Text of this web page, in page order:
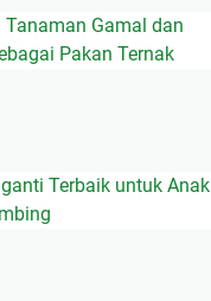
Tanaman Gamal dan
Pakan Ternak
Terbaik untuk Anak